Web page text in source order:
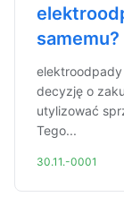
samemu?
decyzję o
utylizować
Tego...
30.11.-0001